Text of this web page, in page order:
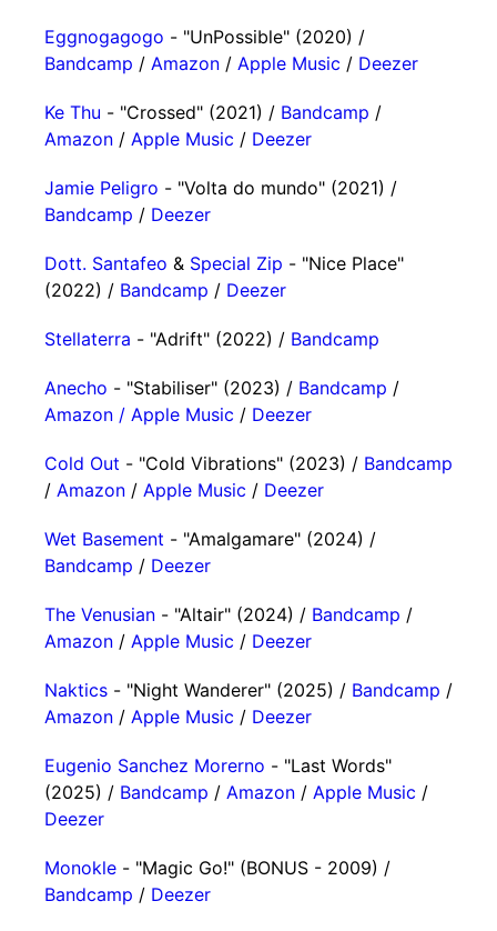
Eggnogagogo - "UnPossible" (2020) /
Bandcamp / Amazon / Apple Music / Deezer
Ke Thu - "Crossed" (2021) / Bandcamp /
Amazon / Apple Music / Deezer
Jamie Peligro - "Volta do mundo" (2021) /
Bandcamp / Deezer
Dott. Santafeo & Special Zip - "Nice Place"
(2022) / Bandcamp / Deezer
Stellaterra - "Adrift" (2022) / Bandcamp
Anecho - "Stabiliser" (2023) / Bandcamp /
Amazon / Apple Music / Deezer
Cold Out - "Cold Vibrations" (2023) / Bandcamp
/ Amazon / Apple Music / Deezer
Wet Basement - "Amalgamare" (2024) /
Bandcamp / Deezer
The Venusian - "Altair" (2024) / Bandcamp /
Amazon / Apple Music / Deezer
Naktics - "Night Wanderer" (2025) / Bandcamp /
Amazon / Apple Music / Deezer
Eugenio Sanchez Morerno - "Last Words"
(2025) / Bandcamp / Amazon / Apple Music /
Deezer
Monokle - "Magic Go!" (BONUS - 2009) /
Bandcamp / Deezer